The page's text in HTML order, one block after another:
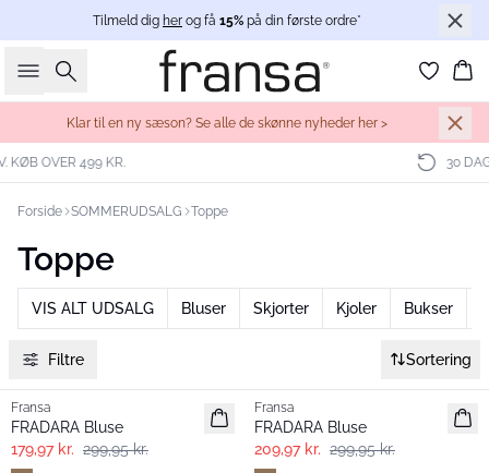
Tilmeld dig her og få 15% på din første ordre*
Søg
Klar til en ny sæson? Se alle de skønne nyheder her >
Forside SOMMERUDSALG Toppe
Toppe
VIS ALT UDSALG Bluser Skjorter Kjoler Bukser
Filtre Sortering
- 40%
Fransa
FRADARA Bluse
179,97 kr. 299,95 kr.
Fransa
FRADARA Bluse
209,97 kr. 299,95 kr.